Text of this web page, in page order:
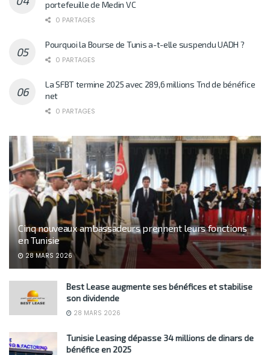
portefeuille de Medin VC
0 PARTAGES
Pourquoi la Bourse de Tunis a-t-elle suspendu UADH ?
0 PARTAGES
La SFBT termine 2025 avec 289,6 millions Tnd de bénéfice
net
0 PARTAGES
Cinq nouveaux ambassadeurs prennent leurs fonctions
en Tunisie
28 MARS 2026
Best Lease augmente ses bénéfices et stabilise
son dividende
28 MARS 2026
Tunisie Leasing dépasse 34 millions de dinars de
bénéfice en 2025